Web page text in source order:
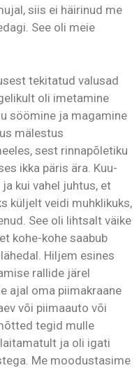
siis ei häirinud me
See oli meie
tekitatud valusad
oli imetamine
söömine ja magamine
mälestus
sest rinnapõletiku
ikka päris ära. Kuu-
kui vahel juhtus, et
küljelt veidi muhklikuks,
See oli lihtsalt väike
kohe-kohe saabub
Hiljem esines
rallide järel
ajal oma piimakraane
või piimaauto või
tegid mulle
ja oli igati
Me moodustasime